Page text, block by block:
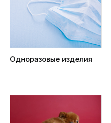
Одноразовые изделия